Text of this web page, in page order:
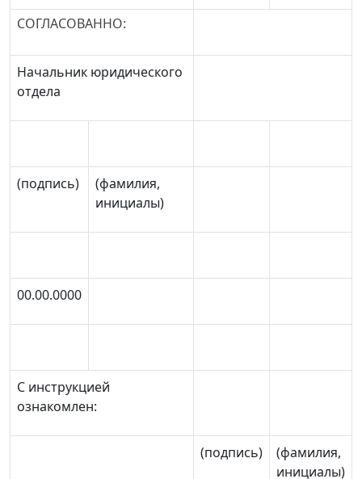
СОГЛАСОВАННО:
Начальник юридического
отдела
(подпись)
(фамилия,
инициалы)
00.00.0000
С инструкцией
ознакомлен:
(подпись)
(фамилия,
инициалы)